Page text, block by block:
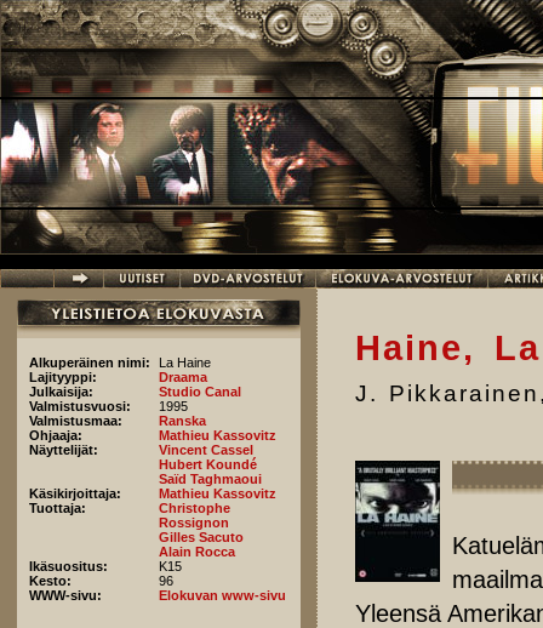
Hyppää pääsisältöön
Alkuperäinen nimi:
La Haine
Lajityyppi:
Draama
Julkaisija:
Studio Canal
Valmistusvuosi:
1995
Valmistusmaa:
Ranska
Ohjaaja:
Mathieu Kassovitz
Näyttelijät:
Vincent Cassel
Hubert Koundé
Saïd Taghmaoui
Käsikirjoittaja:
Mathieu Kassovitz
Tuottaja:
Christophe
Rossignon
Gilles Sacuto
Alain Rocca
Ikäsuositus:
K15
Kesto:
96
WWW-sivu:
Elokuvan www-sivu
Haine,
J. Pikkarainen
Yleensä